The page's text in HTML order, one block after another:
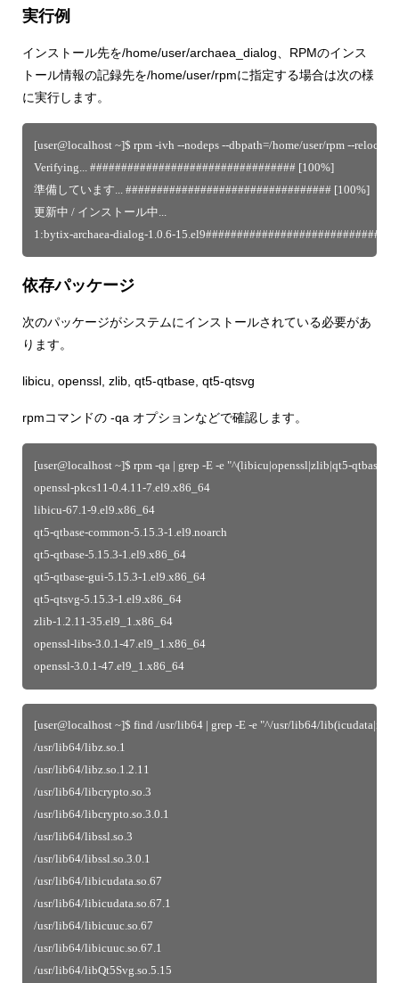
実行例
インストール先を/home/user/archaea_dialog、RPMのインス
トール情報の記録先を/home/user/rpmに指定する場合は次の様
に実行します。
[user@localhost ~]$ rpm -ivh --nodeps --dbpath=/home/user/rpm --
Verifying... ################################# [100%]
準備しています... ################################# [100%]
更新中 / インストール中...
1:bytix-archaea-dialog-1.0.6-
依存パッケージ
次のパッケージがシステムにインストールされている必要があ
ります。
libicu, openssl, zlib, qt5-qtbase, qt5-qtsvg
rpmコマンドの -qa オプションなどで確認します。
[user@localhost ~]$ rpm -qa | grep -E -e "^(libicu|openssl|zlib|qt5-
openssl-pkcs11-0.4.11-7.el9.x86_64
libicu-67.1-9.el9.x86_64
qt5-qtbase-common-5.15.3-1.el9.noarch
qt5-qtbase-5.15.3-1.el9.x86_64
qt5-qtbase-gui-5.15.3-1.el9.x86_64
qt5-qtsvg-5.15.3-1.el9.x86_64
zlib-1.2.11-35.el9_1.x86_64
openssl-libs-3.0.1-47.el9_1.x86_64
openssl-3.0.1-47.el9_1.x86_64
[user@localhost ~]$ find /usr/lib64 | grep -E -e "^/usr/lib64/
/usr/lib64/libz.so.1
/usr/lib64/libz.so.1.2.11
/usr/lib64/libcrypto.so.3
/usr/lib64/libcrypto.so.3.0.1
/usr/lib64/libssl.so.3
/usr/lib64/libssl.so.3.0.1
/usr/lib64/libicudata.so.67
/usr/lib64/libicudata.so.67.1
/usr/lib64/libicuuc.so.67
/usr/lib64/libicuuc.so.67.1
/usr/lib64/libQt5Svg.so.5.15